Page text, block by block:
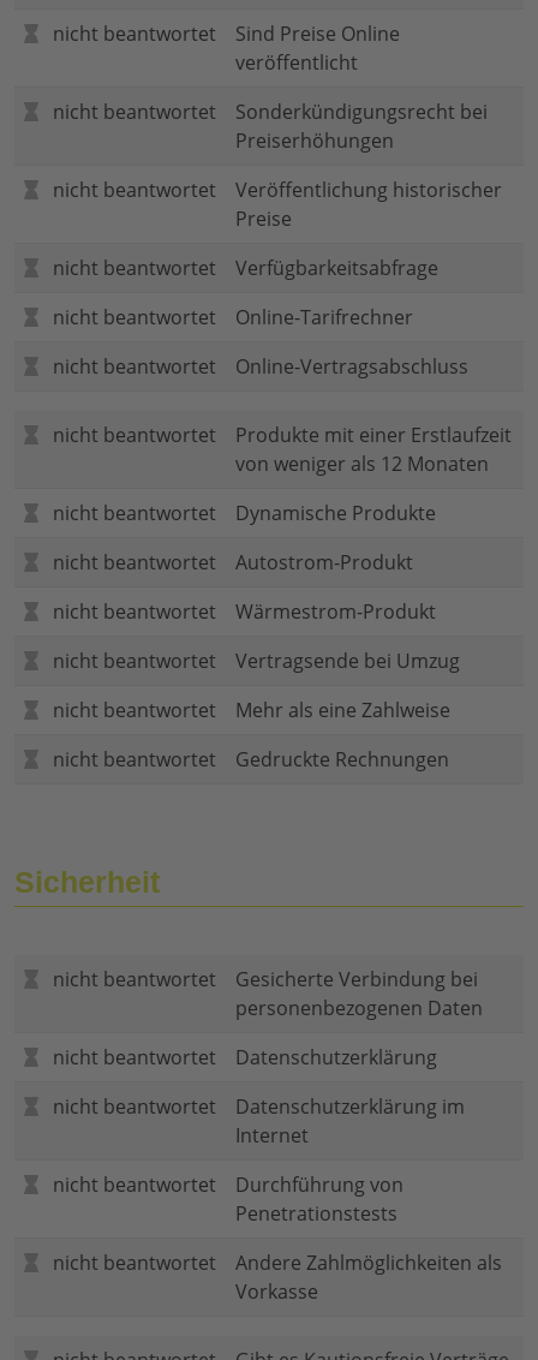
nicht beantwortet
Sind Preise Online
veröffentlicht
nicht beantwortet
Sonderkündigungsrecht bei
Preiserhöhungen
nicht beantwortet
Veröffentlichung historischer
Preise
nicht beantwortet
Verfügbarkeitsabfrage
nicht beantwortet
Online-Tarifrechner
nicht beantwortet
Online-Vertragsabschluss
nicht beantwortet
Produkte mit einer Erstlaufzeit
von weniger als 12 Monaten
nicht beantwortet
Dynamische Produkte
nicht beantwortet
Autostrom-Produkt
nicht beantwortet
Wärmestrom-Produkt
nicht beantwortet
Vertragsende bei Umzug
nicht beantwortet
Mehr als eine Zahlweise
nicht beantwortet
Gedruckte Rechnungen
Sicherheit
nicht beantwortet
Gesicherte Verbindung bei
personenbezogenen Daten
nicht beantwortet
Datenschutzerklärung
nicht beantwortet
Datenschutzerklärung im
Internet
nicht beantwortet
Durchführung von
Penetrationstests
nicht beantwortet
Andere Zahlmöglichkeiten als
Vorkasse